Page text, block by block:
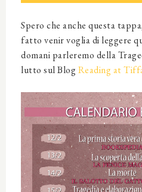
Spero che anche questa
fatto venir voglia di leggere
domani parleremo della
lutto sul BlogReading at